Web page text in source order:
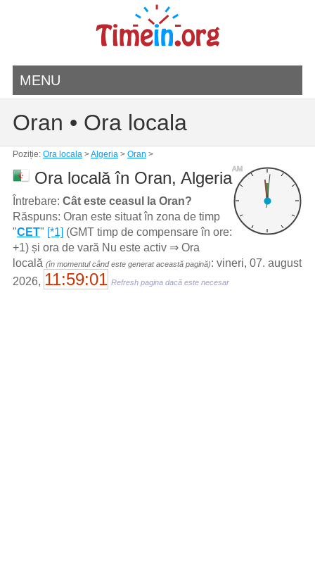
MENU
Oran • Ora locala
Poziție: Ora locala>Algeria> Oran >
AM
Ora locală în Oran, Algeria
Întrebare: Cât este ceasul la Oran?
Răspuns: Oran este situat în zona de timp
"CET" [*1] (GMT timp de compensare în ore:
+1) și ora de vară Nu este activ ⇒ Ora
locală (în momentul când este generat această pagină): vineri, 07. august
2026, 11:59:01 Refresh pagina dacă este necesar